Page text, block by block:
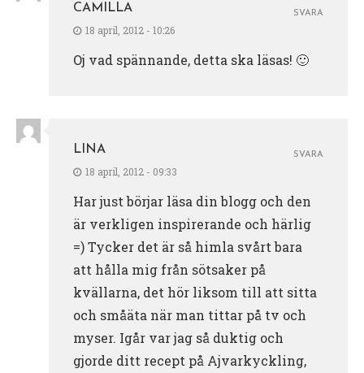
CAMILLA
18 april, 2012 - 10:26
Oj vad spännande, detta ska läsas! 🙂
SVARA
LINA
18 april, 2012 - 09:33
Har just börjar läsa din blogg och den
är verkligen inspirerande och härlig
=) Tycker det är så himla svårt bara
att hålla mig från sötsaker på
kvällarna, det hör liksom till att sitta
och småäta när man tittar på tv och
myser. Igår var jag så duktig och
gjorde ditt recept på Ajvarkyckling,
SVARA